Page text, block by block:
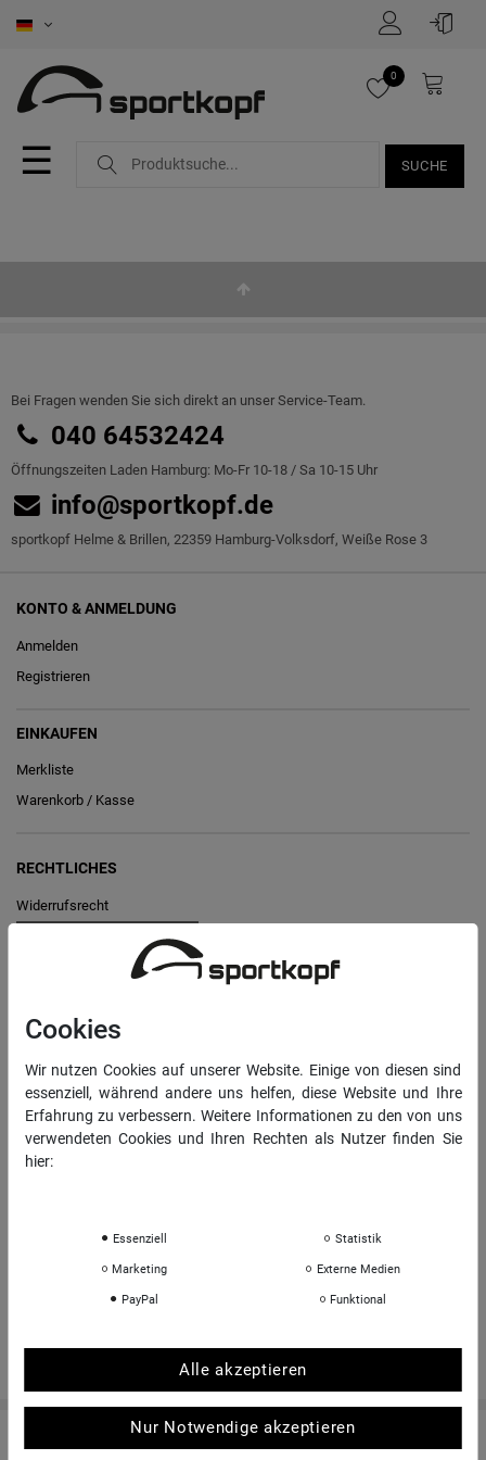
☰ SUCHE
0
Bei Fragen wenden Sie sich direkt an unser Service-Team.
040 64532424
Öffnungszeiten Laden Hamburg: Mo-Fr 10-18 / Sa 10-15 Uhr
info@sportkopf.de
sportkopf Helme & Brillen, 22359 Hamburg-Volksdorf, Weiße Rose 3
KONTO & ANMELDUNG
Anmelden
Registrieren
EINKAUFEN
Merkliste
Warenkorb / Kasse
RECHTLICHES
Widerrufs­recht
Vertrag widerrufen
AGB
INFORMATIONEN
Über uns
Hinweise zur Batterieentsorgung
Shop-Bewertungen
© Copyright 2026 | Alle Rechte vorbehalten. - sportkopf Helme und Brillen für den
Cookies
Wir nutzen Cookies auf unserer Website. Einige von diesen sind
essenziell, während andere uns helfen, diese Website und Ihre
Erfahrung zu verbessern. Weitere Informationen zu den von uns
verwendeten Cookies und Ihren Rechten als Nutzer finden Sie
hier:
Essenziell Statistik
Marketing Externe Medien
PayPal Funktional
Alle akzeptieren
Nur Notwendige akzeptieren